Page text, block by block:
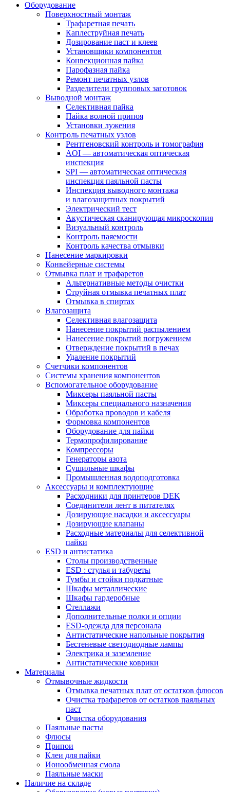
Оборудование
Поверхностный монтаж
Трафаретная печать
Каплеструйная печать
Дозирование паст и клеев
Установщики компонентов
Конвекционная пайка
Парофазная пайка
Ремонт печатных узлов
Разделители групповых заготовок
Выводной монтаж
Селективная пайка
Пайка волной припоя
Установки лужения
Контроль печатных узлов
Рентгеновский контроль и томография
AOI — автоматическая оптическая
инспекция
SPI — автоматическая оптическая
инспекция паяльной пасты
Инспекция выводного монтажа
и влагозащитных покрытий
Электрический тест
Акустическая сканирующая микроскопия
Визуальный контроль
Контроль паяемости
Контроль качества отмывки
Нанесение маркировки
Конвейерные системы
Отмывка плат и трафаретов
Альтернативные методы очистки
Струйная отмывка печатных плат
Отмывка в спиртах
Влагозащита
Селективная влагозащита
Нанесение покрытий распылением
Нанесение покрытий погружением
Отверждение покрытий в печах
Удаление покрытий
Счетчики компонентов
Системы хранения компонентов
Вспомогательное оборудование
Миксеры паяльной пасты
Миксеры специального назначения
Обработка проводов и кабеля
Формовка компонентов
Оборудование для пайки
Термопрофилирование
Компрессоры
Генераторы азота
Сушильные шкафы
Промышленная водоподготовка
Аксессуары и комплектующие
Расходники для принтеров DEK
Соединители лент в питателях
Дозирующие насадки и аксессуары
Дозирующие клапаны
Расходные материалы для селективной
пайки
ESD и антистатика
Столы производственные
ESD : cтулья и табуреты
Тумбы и стойки подкатные
Шкафы металлические
Шкафы гардеробные
Стеллажи
Дополнительные полки и опции
ESD-одежда для персонала
Антистатические напольные покрытия
Бестеневые светодиодные лампы
Электрика и заземление
Антистатические коврики
Материалы
Отмывочные жидкости
Отмывка печатных плат от остатков флюсов
Очистка трафаретов от остатков паяльных
паст
Очистка оборудования
Паяльные пасты
Флюсы
Припои
Клеи для пайки
Ионообменная смола
Паяльные маски
Наличие на складе